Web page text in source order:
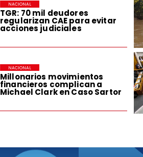
TGR: 70 mil deudores
regularizan CAE para evitar
acciones judiciales
NACIONAL
Millonarios movimientos
financieros complican a
Michael Clark en Caso Sartor
NACIONAL